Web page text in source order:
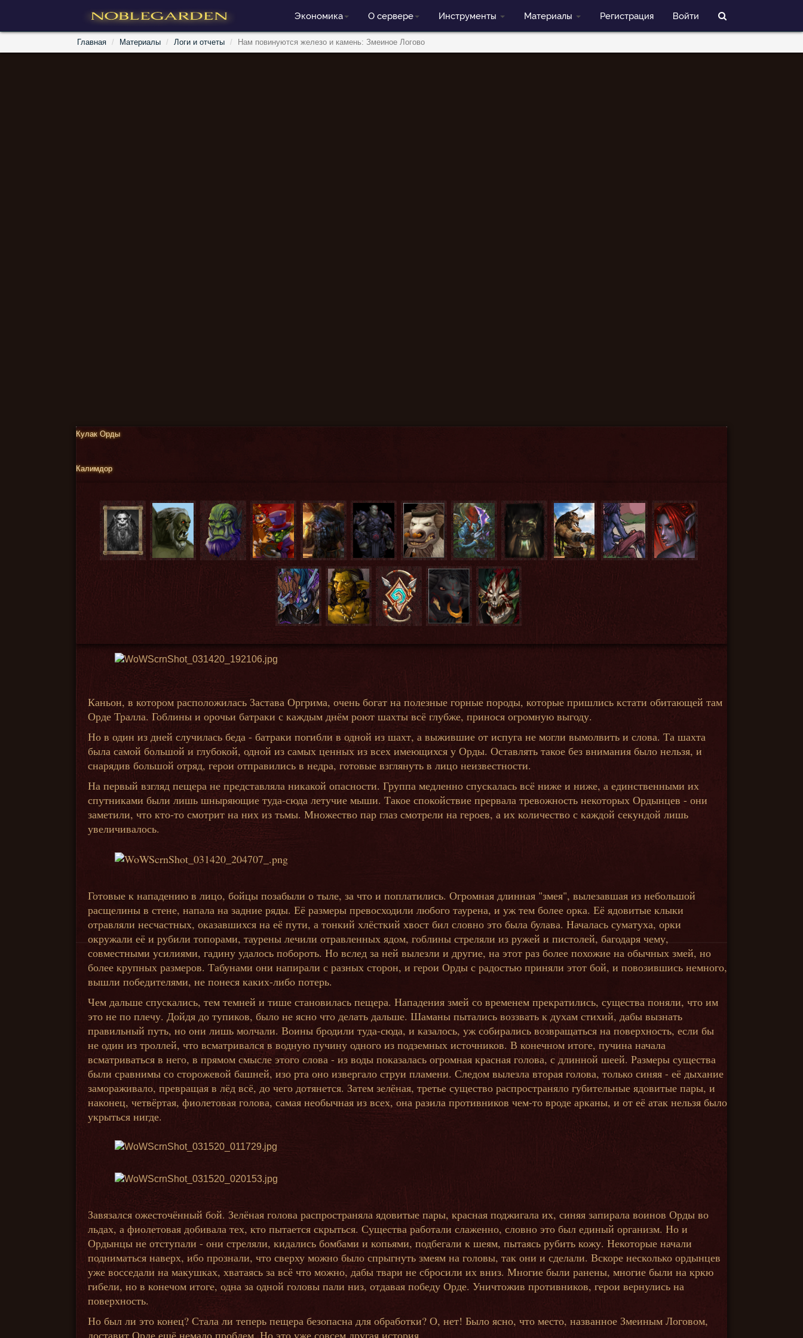
Экономика О сервере Инструменты Материалы Регистрация Войти
Главная Материалы Логи и отчеты Нам повинуются железо и камень: Змеиное Логово
Кулак Орды
Калимдор
Каньон, в котором расположилась Застава Оргрима, очень богат на полезные горные породы, которые пришлись кстати обитающей там
Орде Тралла. Гоблины и орочьи батраки с каждым днём роют шахты всё глубже, принося огромную выгоду.
Но в один из дней случилась беда - батраки погибли в одной из шахт, а выжившие от испуга не могли вымолвить и слова. Та шахта
была самой большой и глубокой, одной из самых ценных из всех имеющихся у Орды. Оставлять такое без внимания было нельзя, и
снарядив большой отряд, герои отправились в недра, готовые взглянуть в лицо неизвестности.
На первый взгляд пещера не представляла никакой опасности. Группа медленно спускалась всё ниже и ниже, а единственными их
спутниками были лишь шныряющие туда-сюда летучие мыши. Такое спокойствие прервала тревожность некоторых Ордынцев - они
заметили, что кто-то смотрит на них из тьмы. Множество пар глаз смотрели на героев, а их количество с каждой секундой лишь
увеличивалось.
Готовые к нападению в лицо, бойцы позабыли о тыле, за что и поплатились. Огромная длинная "змея", вылезавшая из небольшой
расщелины в стене, напала на задние ряды. Её размеры превосходили любого таурена, и уж тем более орка. Её ядовитые клыки
отравляли несчастных, оказавшихся на её пути, а тонкий хлёсткий хвост бил словно это была булава. Началась суматуха, орки
окружали её и рубили топорами, таурены лечили отравленных ядом, гоблины стреляли из ружей и пистолей, багодаря чему,
совместными усилиями, гадину удалось побороть. Но вслед за ней вылезли и другие, на этот раз более похожие на обычных змей, но
более крупных размеров. Табунами они напирали с разных сторон, и герои Орды с радостью приняли этот бой, и повозившись немного,
вышли победителями, не понеся каких-либо потерь.
Чем дальше спускались, тем темней и тише становилась пещера. Нападения змей со временем прекратились, существа поняли, что им
это не по плечу. Дойдя до тупиков, было не ясно что делать дальше. Шаманы пытались воззвать к духам стихий, дабы вызнать
правильный путь, но они лишь молчали. Воины бродили туда-сюда, и казалось, уж собирались возвращаться на поверхность, если бы
не один из троллей, что всматривался в водную пучину одного из подземных источников. В конечном итоге, пучина начала
всматриваться в него, в прямом смысле этого слова - из воды показалась огромная красная голова, с длинной шеей. Размеры существа
были сравнимы со сторожевой башней, изо рта оно извергало струи пламени. Следом вылезла вторая голова, только синяя - её дыхание
замораживало, превращая в лёд всё, до чего дотянется. Затем зелёная, третье существо распространяло губительные ядовитые пары, и
наконец, четвёртая, фиолетовая голова, самая необычная из всех, она разила противников чем-то вроде арканы, и от её атак нельзя было
укрыться нигде.
Завязался ожесточённый бой. Зелёная голова распространяла ядовитые пары, красная поджигала их, синяя запирала воинов Орды во
льдах, а фиолетовая добивала тех, кто пытается скрыться. Существа работали слаженно, словно это был единый организм. Но и
Ордынцы не отступали - они стреляли, кидались бомбами и копьями, подбегали к шеям, пытаясь рубить кожу. Некоторые начали
подниматься наверх, ибо прознали, что сверху можно было спрыгнуть змеям на головы, так они и сделали. Вскоре несколько ордынцев
уже восседали на макушках, хватаясь за всё что можно, дабы твари не сбросили их вниз. Многие были ранены, многие были на кркю
гибели, но в конечом итоге, одна за одной головы пали низ, отдавая победу Орде. Уничтожив противников, герои вернулись на
поверхность.
Но был ли это конец? Стала ли теперь пещера безопасна для обработки? О, нет! Было ясно, что место, названное Змеиным Логовом,
доставит Орде ещё немало проблем. Но это уже совсем другая история...